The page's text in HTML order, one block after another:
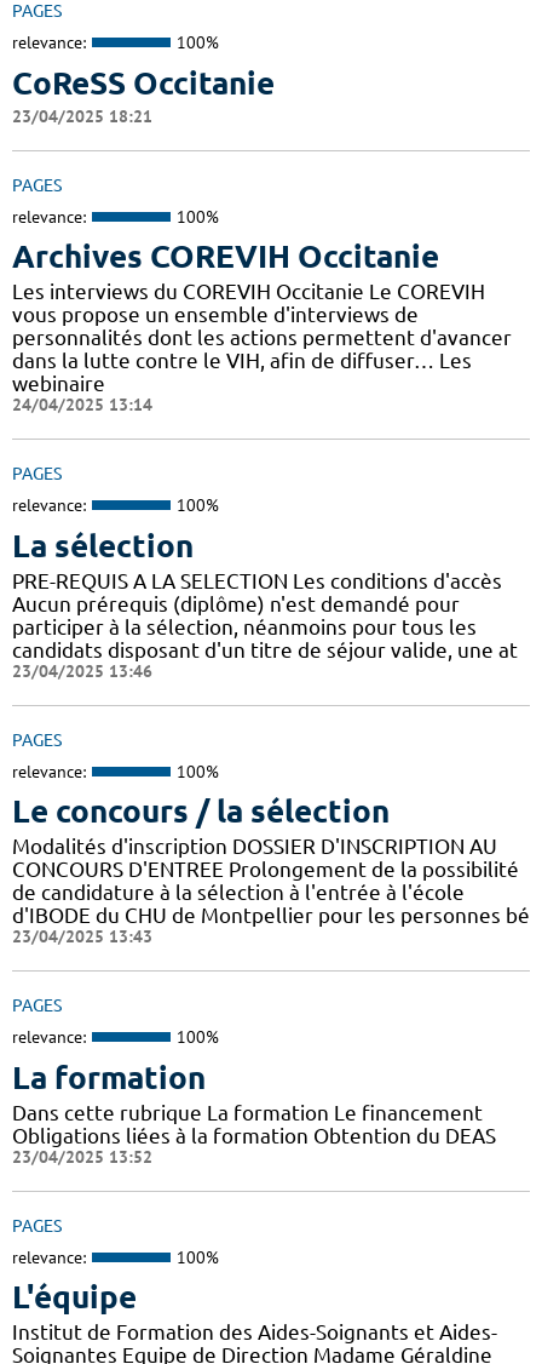
PAGES
relevance: 100%
CoReSS Occitanie
23/04/2025 18:21
PAGES
relevance: 100%
Archives COREVIH Occitanie
Les interviews du COREVIH Occitanie Le COREVIH
vous propose un ensemble d'interviews de
personnalités dont les actions permettent d'avancer
dans la lutte contre le VIH, afin de diffuser… Les
webinaire
24/04/2025 13:14
PAGES
relevance: 100%
La sélection
PRE-REQUIS A LA SELECTION Les conditions d'accès
Aucun prérequis (diplôme) n'est demandé pour
participer à la sélection, néanmoins pour tous les
candidats disposant d'un titre de séjour valide, une at
23/04/2025 13:46
PAGES
relevance: 100%
Le concours / la sélection
Modalités d'inscription DOSSIER D'INSCRIPTION AU
CONCOURS D'ENTREE Prolongement de la possibilité
de candidature à la sélection à l'entrée à l'école
d'IBODE du CHU de Montpellier pour les personnes bé
23/04/2025 13:43
PAGES
relevance: 100%
La formation
Dans cette rubrique La formation Le financement
Obligations liées à la formation Obtention du DEAS
23/04/2025 13:52
PAGES
relevance: 100%
L'équipe
Institut de Formation des Aides-Soignants et Aides-
Soignantes Equipe de Direction Madame Géraldine